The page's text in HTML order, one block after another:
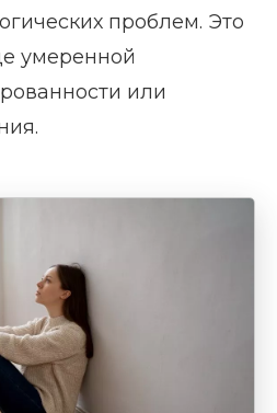
проблем. Это
умеренной
или